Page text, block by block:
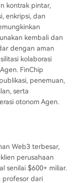
kontrak pintar,
enkripsi, dan
kembali dan
dengan aman
kolaborasi
FinChip
penemuan,
serta
otonom Agen.
Web3 terbesar,
perusahaan
senilai $600+ miliar.
profesor dari